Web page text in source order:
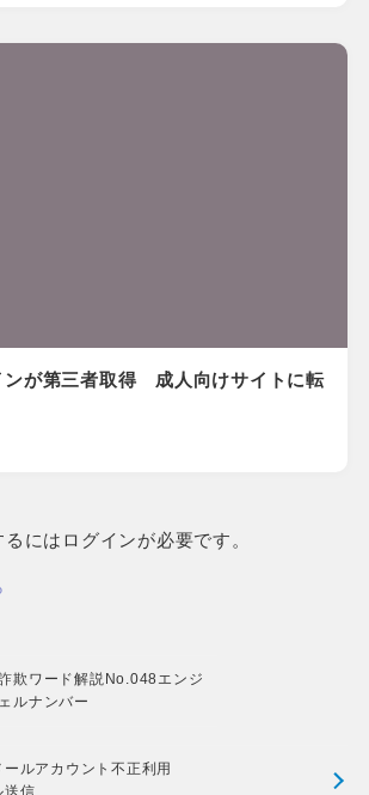
ンが第三者取得 成人向けサイトに転
にはログインが必要です。
欺ワード解説No.048エンジ
ェルナンバー
ールアカウント不正利用
送信